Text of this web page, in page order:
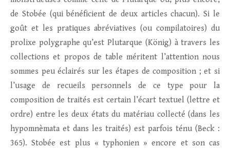
de Stobée (qui bénéficient de deux articles chacun). Si le
goût et les pratiques abréviatives (ou compilatoires) du
prolixe polygraphe qu’est Plutarque (König) à travers les
collections et propos de table méritent l’attention nous
sommes peu éclairés sur les étapes de composition ; et si
l’usage de recueils personnels de ce type pour la
composition de traités est certain l’écart textuel (lettre et
ordre) entre les deux états du matériau collecté (dans les
hypomnèmata et dans les traités) est parfois ténu (Beck :
365). Stobée est plus « typhonien » encore et son cas